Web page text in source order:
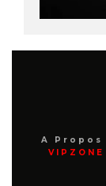
A Propos
VIPZONE